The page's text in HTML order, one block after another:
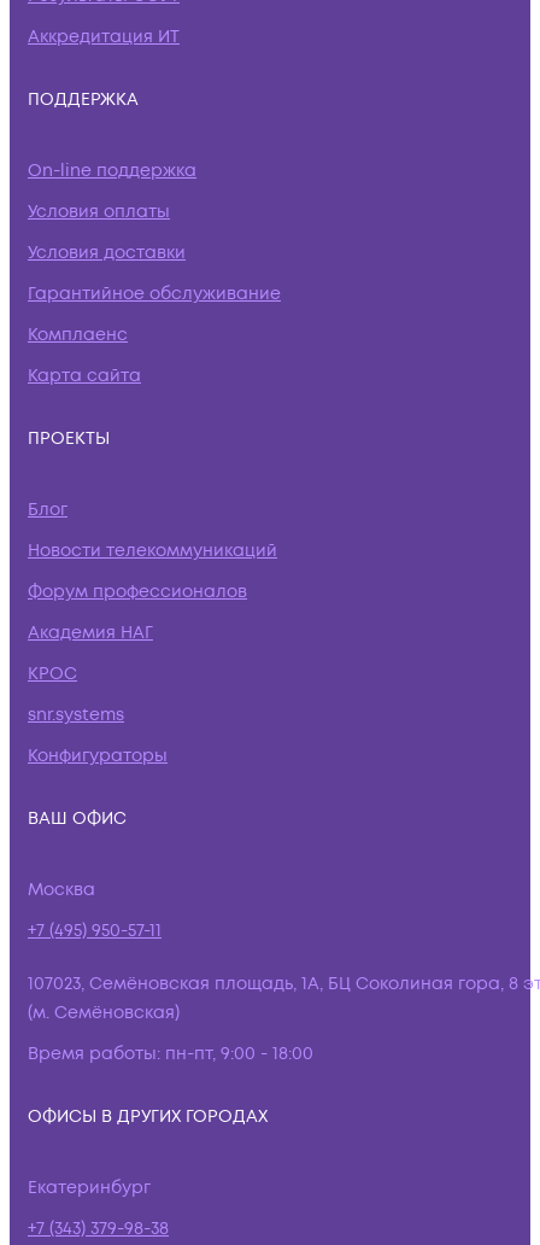
Аккредитация ИТ
ПОДДЕРЖКА
On-line поддержка
Условия оплаты
Условия доставки
Гарантийное обслуживание
Комплаенс
Карта сайта
ПРОЕКТЫ
Блог
Новости телекоммуникаций
Форум профессионалов
Академия НАГ
КРОС
snr.systems
Конфигураторы
ВАШ ОФИС
Москва
+7 (495) 950-57-11
107023, Семёновская площадь, 1А, БЦ Соколиная гора, 8
(м. Семёновская)
Время работы: пн-пт, 9:00 - 18:00
ОФИСЫ В ДРУГИХ ГОРОДАХ
Екатеринбург
+7 (343) 379-98-38